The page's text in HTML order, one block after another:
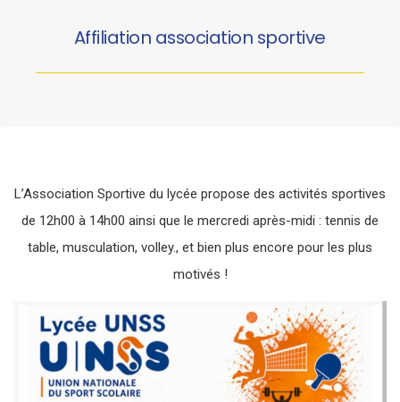
Affiliation association sportive
L’Association Sportive du lycée propose des activités sportives
de 12h00 à 14h00 ainsi que le mercredi après-midi : tennis de
table, musculation, volley., et bien plus encore pour les plus
motivés !